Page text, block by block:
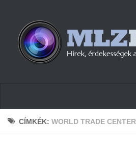
HírekCÍMKÉK: WORLD TRADE CENTER